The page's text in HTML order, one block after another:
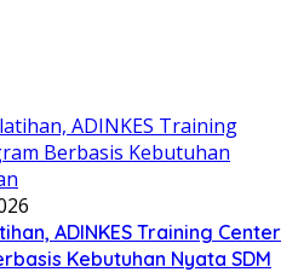
ADINKES Training Center
Kebutuhan Nyata SDM